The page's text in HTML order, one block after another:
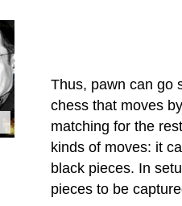
Thus, pawn can go
chess that moves
matching for the
kinds of moves: it
black pieces. In
pieces to be